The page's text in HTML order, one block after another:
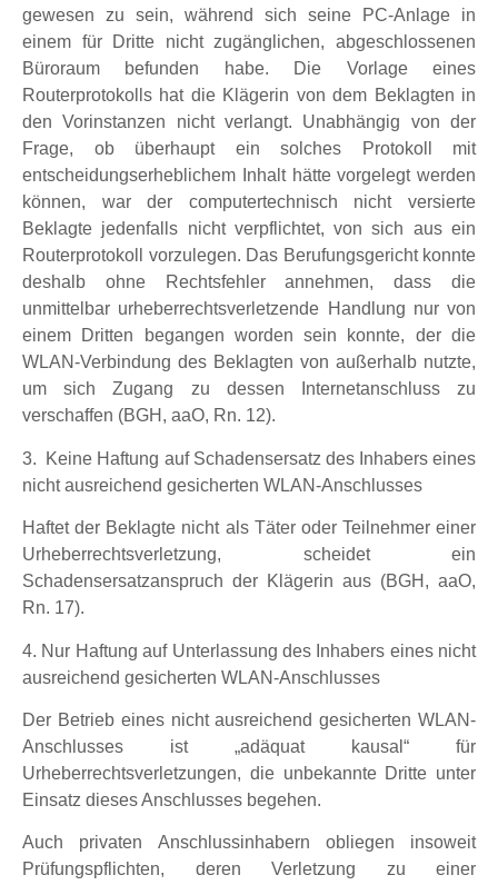
gewesen zu sein, während sich seine PC-Anlage in
einem für Dritte nicht zugänglichen, abgeschlossenen
Büroraum befunden habe. Die Vorlage eines
Routerprotokolls hat die Klägerin von dem Beklagten in
den Vorinstanzen nicht verlangt. Unabhängig von der
Frage, ob überhaupt ein solches Protokoll mit
entscheidungserheblichem Inhalt hätte vorgelegt werden
können, war der computertechnisch nicht versierte
Beklagte jedenfalls nicht verpflichtet, von sich aus ein
Routerprotokoll vorzulegen. Das Berufungsgericht konnte
deshalb ohne Rechtsfehler annehmen, dass die
unmittelbar urheberrechtsverletzende Handlung nur von
einem Dritten begangen worden sein konnte, der die
WLAN-Verbindung des Beklagten von außerhalb nutzte,
um sich Zugang zu dessen Internetanschluss zu
verschaffen (BGH, aaO, Rn. 12).
3. Keine Haftung auf Schadensersatz des Inhabers eines
nicht ausreichend gesicherten WLAN-Anschlusses
Haftet der Beklagte nicht als Täter oder Teilnehmer einer
Urheberrechtsverletzung, scheidet ein
Schadensersatzanspruch der Klägerin aus (BGH, aaO,
Rn. 17).
4. Nur Haftung auf Unterlassung des Inhabers eines nicht
ausreichend gesicherten WLAN-Anschlusses
Der Betrieb eines nicht ausreichend gesicherten WLAN-
Anschlusses ist „adäquat kausal“ für
Urheberrechtsverletzungen, die unbekannte Dritte unter
Einsatz dieses Anschlusses begehen.
Auch privaten Anschlussinhabern obliegen insoweit
Prüfungspflichten, deren Verletzung zu einer